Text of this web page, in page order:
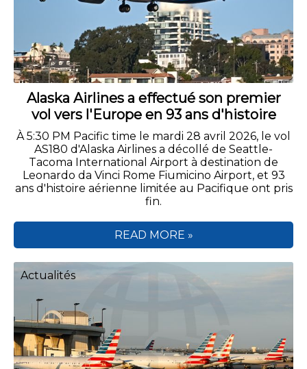
Alaska Airlines a effectué son premier
vol vers l'Europe en 93 ans d'histoire
À 5:30 PM Pacific time le mardi 28 avril 2026, le vol
AS180 d'Alaska Airlines a décollé de Seattle-
Tacoma International Airport à destination de
Leonardo da Vinci Rome Fiumicino Airport, et 93
ans d'histoire aérienne limitée au Pacifique ont pris
fin.
READ MORE »
Actualités